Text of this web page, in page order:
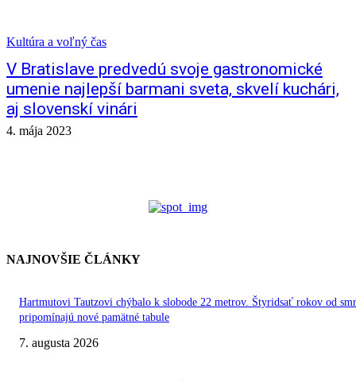
Kultúra a voľný čas
V Bratislave predvedú svoje gastronomické
umenie najlepší barmani sveta, skvelí kuchári,
aj slovenskí vinári
4. mája 2023
NAJNOVŠIE ČLÁNKY
Hartmutovi Tautzovi chýbalo k slobode 22 metrov. Štyridsať rokov od
pripomínajú nové pamätné tabule
7. augusta 2026